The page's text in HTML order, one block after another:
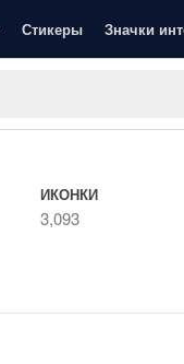
Стикеры Значки
ИКОНКИ
3,093